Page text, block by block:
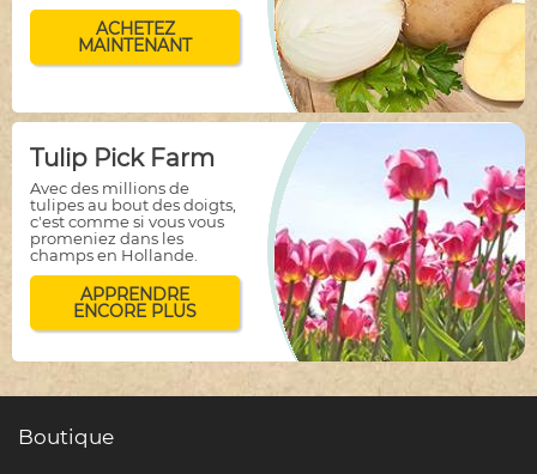
ACHETEZ
MAINTENANT
Tulip Pick Farm
Avec des millions de
tulipes au bout des doigts,
c'est comme si vous vous
promeniez dans les
champs en Hollande.
APPRENDRE
ENCORE PLUS
Boutique